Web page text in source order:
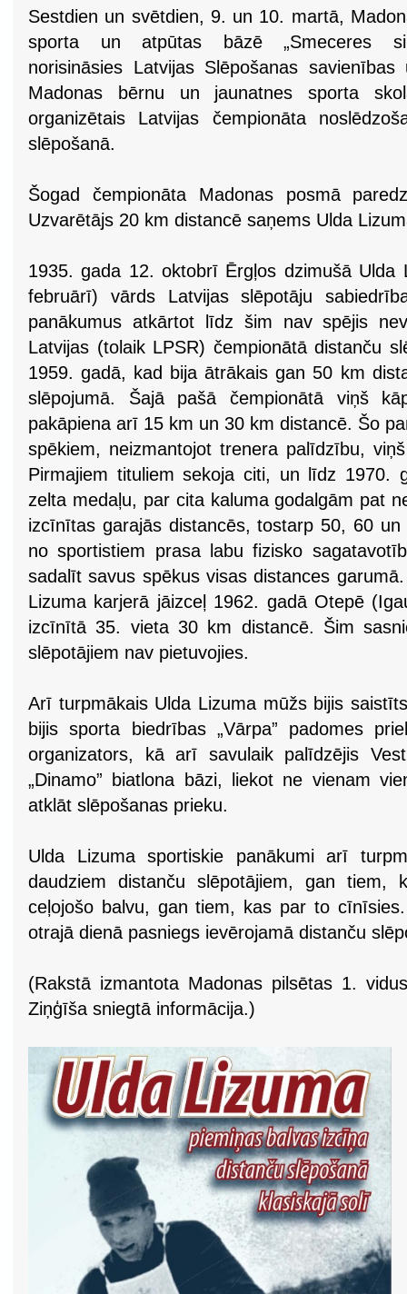
Sestdien un svētdien, 9. un 10. martā,
sporta un atpūtas bāzē „Smeceres
norisināsies Latvijas Slēpošanas savienības
Madonas bērnu un jaunatnes sporta
organizētais Latvijas čempionāta
slēpošanā.
Šogad čempionāta Madonas posmā
Uzvarētājs 20 km distancē saņems Ulda
1935. gada 12. oktobrī Ērgļos dzimušā Ulda
februārī) vārds Latvijas slēpotāju
panākumus atkārtot līdz šim nav spējis
Latvijas (tolaik LPSR) čempionātā distanču
1959. gadā, kad bija ātrākais gan 50 km
slēpojumā. Šajā pašā čempionātā viņš
pakāpiena arī 15 km un 30 km distancē. Šo
spēkiem, neizmantojot trenera palīdzību,
Pirmajiem tituliem sekoja citi, un līdz 1970.
zelta medaļu, par cita kaluma godalgām pat
izcīnītas garajās distancēs, tostarp 50, 60
no sportistiem prasa labu fizisko
sadalīt savus spēkus visas distances
Lizuma karjerā jāizceļ 1962. gadā Otepē
izcīnītā 35. vieta 30 km distancē. Šim
slēpotājiem nav pietuvojies.
Arī turpmākais Ulda Lizuma mūžs bijis
bijis sporta biedrības „Vārpa” padomes
organizators, kā arī savulaik palīdzējis
„Dinamo” biatlona bāzi, liekot ne vienam
atklāt slēpošanas prieku.
Ulda Lizuma sportiskie panākumi arī
daudziem distanču slēpotājiem, gan tiem,
ceļojošo balvu, gan tiem, kas par to
otrajā dienā pasniegs ievērojamā distanču
(Rakstā izmantota Madonas pilsētas 1.
Ziņģīša sniegtā informācija.)